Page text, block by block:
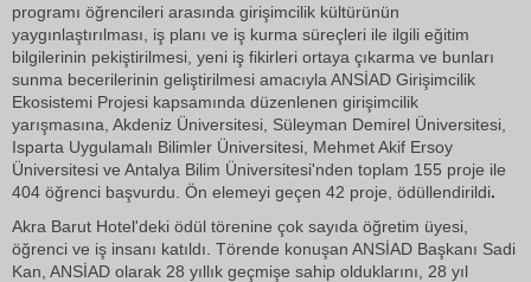
programı öğrencileri arasında girişimcilik kültürünün
yaygınlaştırılması, iş planı ve iş kurma süreçleri ile ilgili eğitim
bilgilerinin pekiştirilmesi, yeni iş fikirleri ortaya çıkarma ve bunları
sunma becerilerinin geliştirilmesi amacıyla ANSİAD Girişimcilik
Ekosistemi Projesi kapsamında düzenlenen girişimcilik
yarışmasına, Akdeniz Üniversitesi, Süleyman Demirel Üniversitesi,
Isparta Uygulamalı Bilimler Üniversitesi, Mehmet Akif Ersoy
Üniversitesi ve Antalya Bilim Üniversitesi'nden toplam 155 proje ile
404 öğrenci başvurdu. Ön elemeyi geçen 42 proje, ödüllendirildi.
Akra Barut Hotel'deki ödül törenine çok sayıda öğretim üyesi,
öğrenci ve iş insanı katıldı. Törende konuşan ANSİAD Başkanı Sadi
Kan, ANSİAD olarak 28 yıllık geçmişe sahip olduklarını, 28 yıl